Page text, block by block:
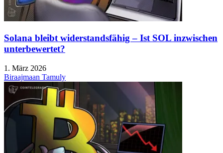
Solana bleibt widerstandsfähig – Ist SOL inzwischen
unterbewertet?
1. März 2026
Biraajmaan Tamuly